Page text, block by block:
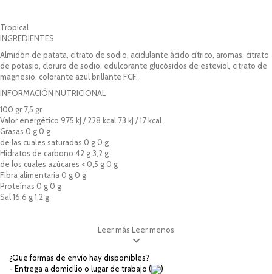
Tropical
INGREDIENTES
Almidón de patata, citrato de sodio, acidulante ácido cítrico, aromas, citrato
de potasio, cloruro de sodio, edulcorante glucósidos de esteviol, citrato de
magnesio, colorante azul brillante FCF.
INFORMACIÓN NUTRICIONAL
100 gr 7,5 gr
Valor energético 975 kJ / 228 kcal 73 kJ / 17 kcal
Grasas 0 g 0 g
de las cuales saturadas 0 g 0 g
Hidratos de carbono 42 g 3,2 g
de los cuales azúcares < 0,5 g 0 g
Fibra alimentaria 0 g 0 g
Proteínas 0 g 0 g
Sal 16,6 g 1,2 g
Leer más Leer menos
¿Que formas de envío hay disponibles?
- Entrega a domicilio o lugar de trabajo (
)